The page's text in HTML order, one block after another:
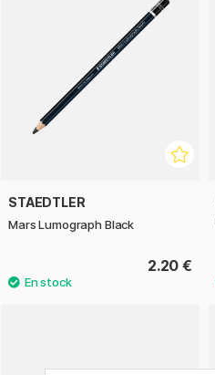
STAEDTLER
Mars Lumograph Black
2.20 €